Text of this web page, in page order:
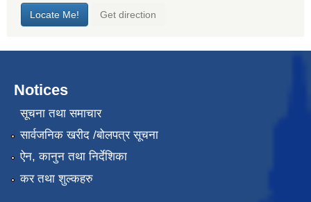
Notices
सूचना तथा समाचार
सार्वजनिक खरीद /बोलपत्र सूचना
ऐन, कानुन तथा निर्देशिका
कर तथा शुल्कहरु